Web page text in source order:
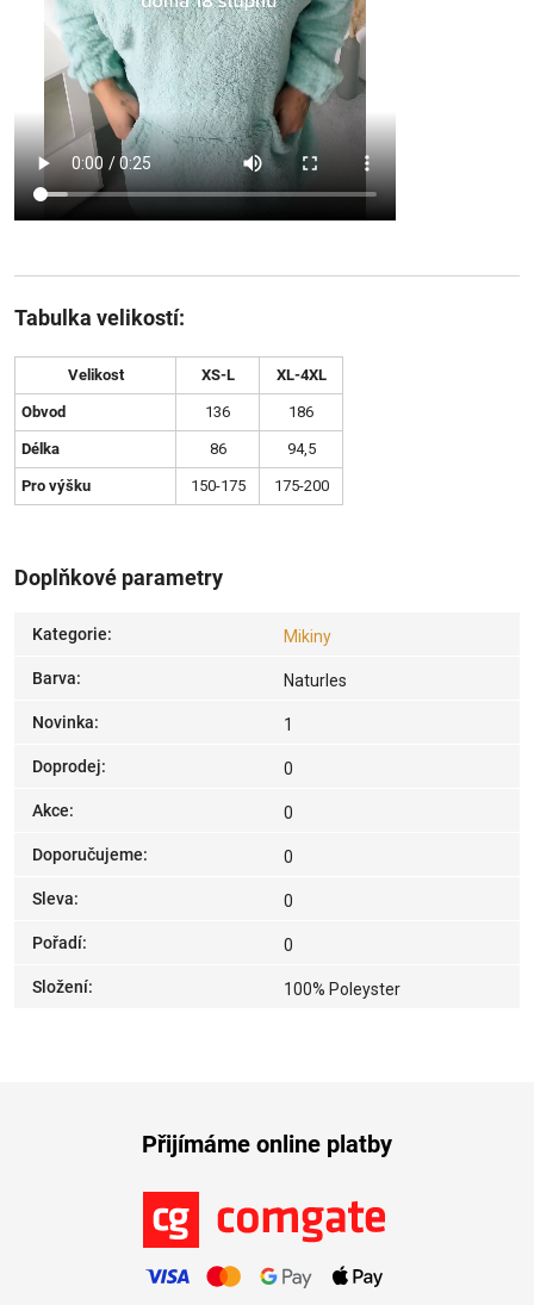
Tabulka velikostí:
Velikost XS-L XL-4XL
Obvod 136 186
Délka 86 94,5
Pro výšku 150-175 175-200
Doplňkové parametry
Kategorie: Mikiny
Barva: Naturles
Novinka: 1
Doprodej: 0
Akce: 0
Doporučujeme: 0
Sleva: 0
Pořadí: 0
Složení: 100% Poleyster
Přijímáme online platby